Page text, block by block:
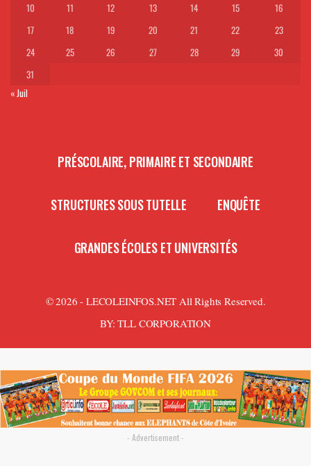
10
11 12 13 14 15
16
17
18 19 20 21 22
23
24
25 26 27 28 29
30
31
« Juil
PRÉSCOLAIRE, PRIMAIRE ET SECONDAIRE
STRUCTURES SOUS TUTELLE ENQUÊTE
GRANDES ÉCOLES ET UNIVERSITÉS
© 2026 - LECOLEINFOS.NET All Rights Reserved.
BY:TLL CORPORATION
- Advertisement -